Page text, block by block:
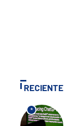
RECIENTE
*